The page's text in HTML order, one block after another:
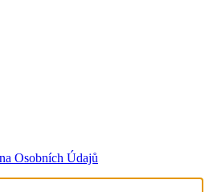
Osobních Údajů